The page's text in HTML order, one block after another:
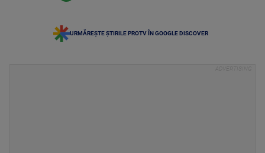
URMĂREȘTE ȘTIRILE PROTV ÎN GOOGLE DISCOVER